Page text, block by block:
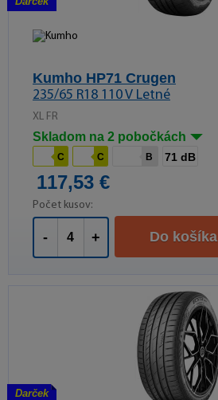
Kumho HP71 Crugen
235/65 R18 110 V Letné
XL FR
Skladom na 2 pobočkách
C C B 71 dB
117,53 €
Počet kusov:
- + Do košíka
Darček